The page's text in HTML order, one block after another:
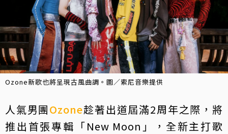
Ozone新歌也將呈現古風曲調。圖／索尼音樂提供
人氣男團Ozone趁著出道屆滿2周年之際，將
推出首張專輯「New Moon」，全新主打歌